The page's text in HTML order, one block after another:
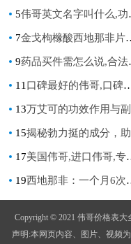
5伟哥英文名字叫什么,功效,副作用及正确使用方法全解析
7金戈枸橼酸西地那非片能治早泄吗，探讨其疗效与适用症
9药品买件需怎么说,合法渠道与注意事项详解
11 口碑最好的伟哥,口碑最好的伟哥，男性健康的首选解决方案
13万艾可的功效作用与副作用，如何正确使用以降低风险
15揭秘勃力挺的成分，助您重拾自信
17美国伟哥,进口伟哥,专业解析正品功效与安全使用指南
19西地那非：一个月6次，重塑男性自信与活力
Copyright © 2021 伟哥价格表
声明:本网页内容、图片、视频